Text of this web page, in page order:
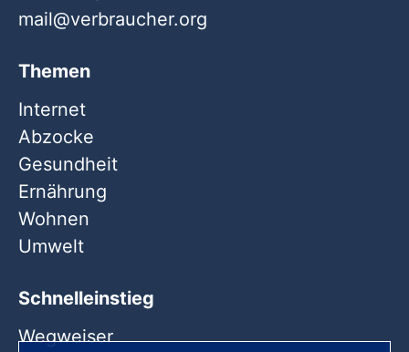
mail
verbraucher org
Themen
Internet
Abzocke
Gesundheit
Ernährung
Wohnen
Umwelt
Schnelleinstieg
Wegweiser